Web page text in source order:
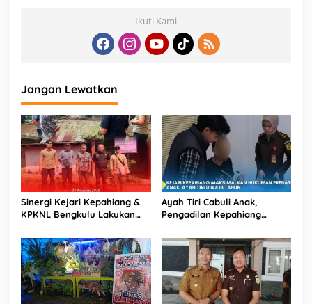
Ikuti Kami
Jangan Lewatkan
Sinergi Kejari Kepahiang &
KPKNL Bengkulu Lakukan
Korupsi
Ayah Tiri Cabuli Anak,
Pengadilan Kepahiang
Penjara